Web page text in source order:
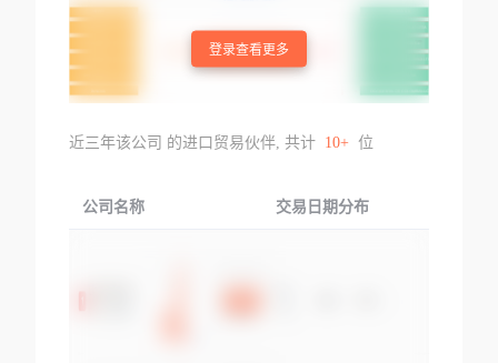
登录查看更多
近三年该公司 的进口贸易伙伴, 共计 10+ 位
公司名称 交易日期分布